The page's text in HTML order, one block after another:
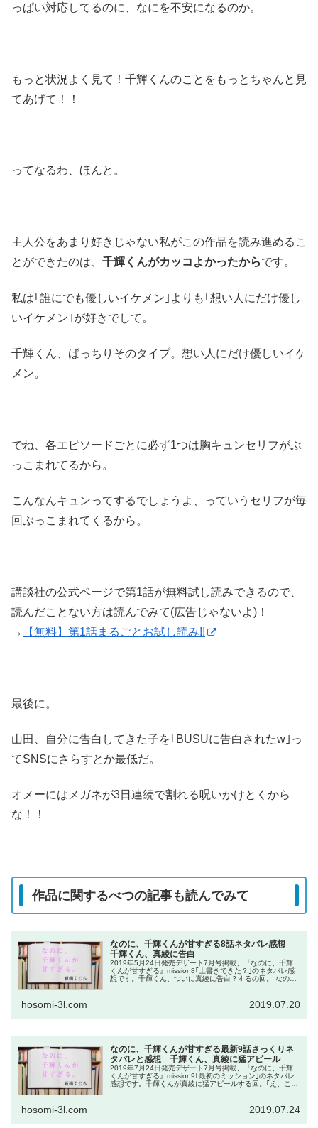
っぱい対応してるのに、なにを不安になるのか。
もっと状況よく見て！千輝くんのことをもっとちゃんと見
てあげて！！
ってなるわ、ほんと。
主人公をあまり好きじゃない私がこの作品を読み進めるこ
とができたのは、 千輝くんがカッコよかったからです。
私は｢誰にでも優しいイケメン｣よりも｢想い人にだけ優し
いイケメン｣が好きでして。
千輝くん、ばっちりそのタイプ。想い人にだけ優しいイケ
メン。
でね、各エピソードごとに必ず1つは胸キュンセリフがぶ
っこまれてるから。
こんなんキュンってするでしょうよ、っていうセリフが毎
回ぶっこまれてくるから。
講談社の公式ページで第1話が無料試し読みできるので、
読んだことない方は読んでみて(広告じゃないよ)！
→
【無料】第1話まるごとお試し読み!!
最後に。
山田、自分に告白してきた子を｢BUSUに告白されたw｣っ
てSNSにさらすとか最低だ。
オメーにはメガネが3日連続で割れる呪いかけとくから
な！！
作品に関するべつの記事も読んでみて
なのに、千輝くんが甘すぎる8話ネタバレ感想
千輝くん、真綾に告白
2019年5月24日発売デザート7月号掲載、『なのに、千輝
くんが甘すぎる』mission8｢上書きできた？｣のネタバレ感
想です。千輝くん、ついに真綾に告白？するの回。 なの
hosomi-3l.com 2019.07.20
なのに、千輝くんが甘すぎる最新9話さっくりネ
タバレと感想 千輝くん、真綾に猛アピール
2019年7月24日発売デザート7月号掲載、『なのに、千輝
くんが甘すぎる』mission9｢最初のミッション｣のネタバレ
感想です。千輝くんが真綾に猛アピールする回。｢え、これ
hosomi-3l.com 2019.07.24